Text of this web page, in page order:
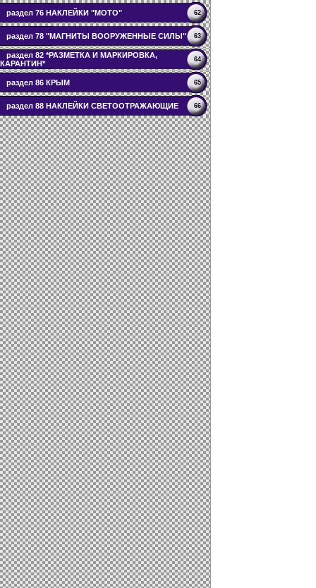
раздел 76 НАКЛЕЙКИ "МОТО" 62
раздел 78 "МАГНИТЫ ВООРУЖЕННЫЕ СИЛЫ" 63
раздел 82 *РАЗМЕТКА И МАРКИРОВКА,
КАРАНТИН*
64
раздел 86 КРЫМ 65
раздел 88 НАКЛЕЙКИ СВЕТООТРАЖАЮЩИЕ 66